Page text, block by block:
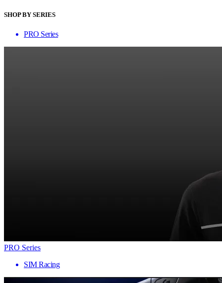
SHOP BY SERIES
PRO Series
PRO Series
SIM Racing